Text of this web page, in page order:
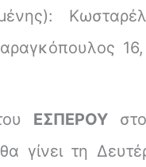
ΕΣΠΕΡΟΥ
γίνει τη